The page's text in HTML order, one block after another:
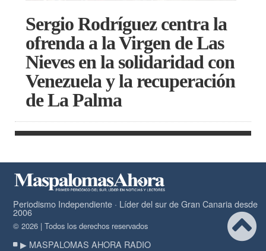
Sergio Rodríguez centra la
ofrenda a la Virgen de Las
Nieves en la solidaridad con
Venezuela y la recuperación
de La Palma
Periodismo Independiente · Líder del sur de Gran Canaria desde
2006
© 2026 | Todos los derechos reservados
▶ MASPALOMAS AHORA RADIO